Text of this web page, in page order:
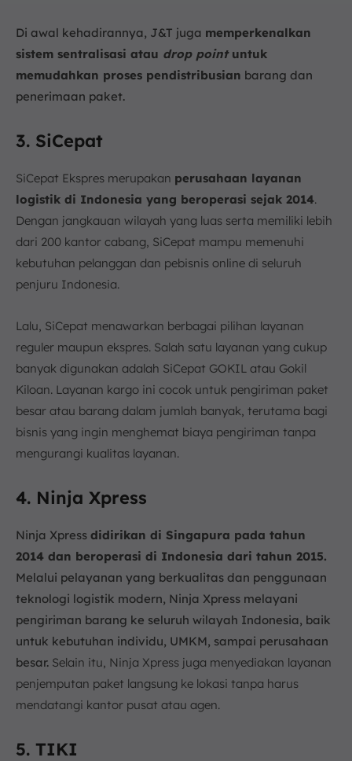
Di awal kehadirannya, J&T juga memperkenalkan
sistem sentralisasi atau drop pointuntuk
memudahkan proses pendistribusian barang dan
penerimaan paket.
3. SiCepat
SiCepat Ekspres merupakan perusahaan layanan
logistik di Indonesia yang beroperasi sejak 2014.
Dengan jangkauan wilayah yang luas serta memiliki lebih
dari 200 kantor cabang, SiCepat mampu memenuhi
kebutuhan pelanggan dan pebisnis online di seluruh
penjuru Indonesia.
Lalu, SiCepat menawarkan berbagai pilihan layanan
reguler maupun ekspres. Salah satu layanan yang cukup
banyak digunakan adalah SiCepat GOKIL atau Gokil
Kiloan. Layanan kargo ini cocok untuk pengiriman paket
besar atau barang dalam jumlah banyak, terutama bagi
bisnis yang ingin menghemat biaya pengiriman tanpa
mengurangi kualitas layanan.
4. Ninja Xpress
Ninja Xpress didirikan di Singapura pada tahun
2014 dan beroperasi di Indonesia dari tahun 2015.
Melalui pelayanan yang berkualitas dan penggunaan
teknologi logistik modern, Ninja Xpress melayani
pengiriman barang ke seluruh wilayah Indonesia, baik
untuk kebutuhan individu, UMKM, sampai perusahaan
besar. Selain itu, Ninja Xpress juga menyediakan layanan
penjemputan paket langsung ke lokasi tanpa harus
mendatangi kantor pusat atau agen.
5. TIKI